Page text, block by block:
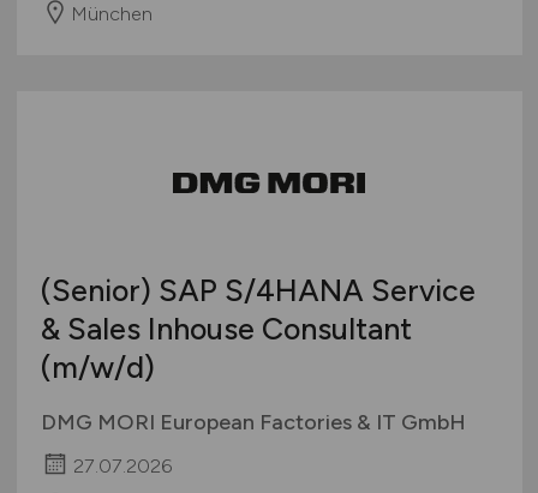
München
(Senior) SAP S/4HANA Service
& Sales Inhouse Consultant
(m/w/d)
DMG MORI European Factories & IT GmbH
27.07.2026